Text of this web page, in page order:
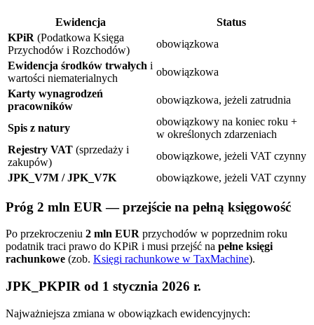
Ewidencja
Status
KPiR (Podatkowa Księga
Przychodów i Rozchodów)
obowiązkowa
Ewidencja środków trwałych i
wartości niematerialnych
obowiązkowa
Karty wynagrodzeń
pracowników
obowiązkowa, jeżeli zatrudnia
Spis z natury
obowiązkowy na koniec roku +
w określonych zdarzeniach
Rejestry VAT (sprzedaży i
zakupów)
obowiązkowe, jeżeli VAT czynny
JPK_V7M / JPK_V7K
obowiązkowe, jeżeli VAT czynny
Próg 2 mln EUR — przejście na pełną księgowość
Po przekroczeniu 2 mln EUR przychodów w poprzednim roku
podatnik traci prawo do KPiR i musi przejść na pełne księgi
rachunkowe (zob. Księgi rachunkowe w TaxMachine).
JPK_PKPIR od 1 stycznia 2026 r.
Najważniejsza zmiana w obowiązkach ewidencyjnych: